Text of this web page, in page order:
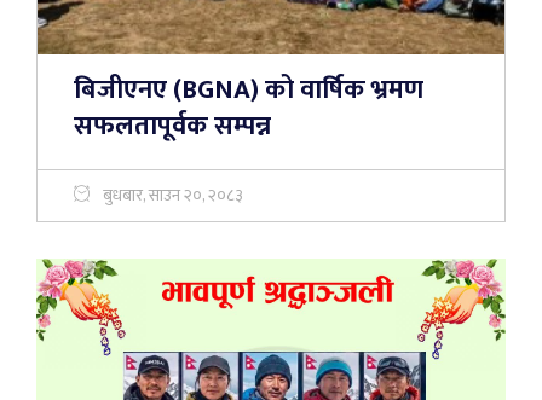
बिजीएनए (BGNA) को वार्षिक भ्रमण
सफलतापूर्वक सम्पन्न
बुधबार, साउन २०, २०८३